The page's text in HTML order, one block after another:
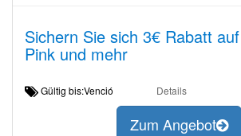
Sichern Sie sich 3€ Rabatt
Pink und mehr
Gültig bis:Venció Details
Zum Angebot